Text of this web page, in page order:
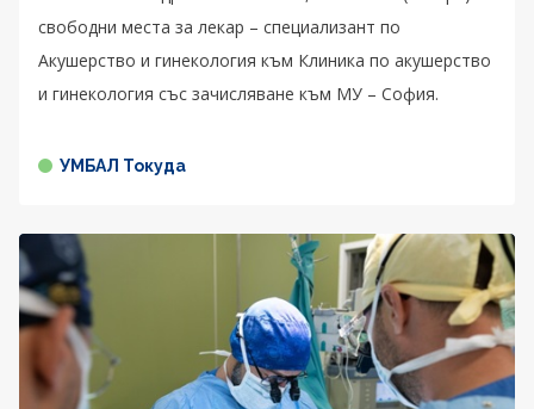
свободни места за лекар – специализант по
Акушерство и гинекология към Клиника по акушерство
и гинекология със зачисляване към МУ – София.
УМБАЛ Токуда